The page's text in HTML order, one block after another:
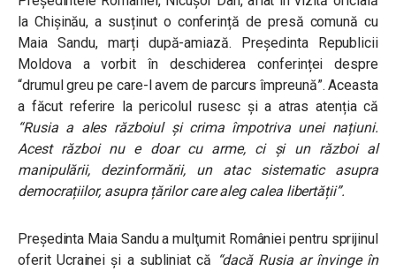
la Chișinău, a susținut o conferință de presă comună cu
Maia Sandu, marți după-amiază. Președinta Republicii
Moldova a vorbit în deschiderea conferinței despre
“drumul greu pe care-l avem de parcurs împreună”. Aceasta
a făcut referire la pericolul rusesc și a atras atenția că
“Rusia a ales războiul și crima împotriva unei națiuni.
Acest război nu e doar cu arme, ci și un război al
manipulării, dezinformării, un atac sistematic asupra
democrațiilor, asupra țărilor care aleg calea libertății”.
Președinta Maia Sandua mulţumit României pentru sprijinul
oferit Ucrainei și a subliniat că “dacă Rusia ar învinge în